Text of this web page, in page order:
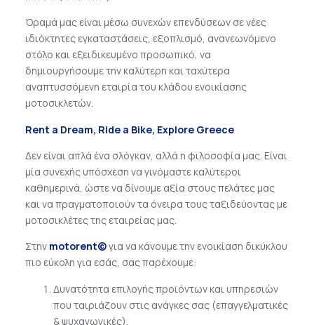
Όραμά μας είναι μέσω συνεχών επενδύσεων σε νέες
ιδιόκτητες εγκαταστάσεις, εξοπλισμό, ανανεωνόμενο
στόλο και εξειδικευμένο προσωπικό, να
δημιουργήσουμε την καλύτερη και ταχύτερα
αναπτυσσόμενη εταιρία του κλάδου ενοικίασης
μοτοσικλετών.
Rent a Dream, Ride a Bike, Explore Greece
Δεν είναι απλά ένα σλόγκαν, αλλά η φιλοσοφία μας. Είναι
μία συνεχής υπόσχεση να γινόμαστε καλύτεροι
καθημερινά, ώστε να δίνουμε αξία στους πελάτες μας
και να πραγματοποιούν τα όνειρα τους ταξιδεύοντας με
μοτοσικλέτες της εταιρείας μας.
Στην motorent©για να κάνουμε την ενοικίαση δικύκλου
πιο εύκολη για εσάς, σας παρέχουμε:
Δυνατότητα επιλογής προϊόντων και υπηρεσιών
που ταιριάζουν στις ανάγκες σας (επαγγελματικές
& ψυχαγωγικές).